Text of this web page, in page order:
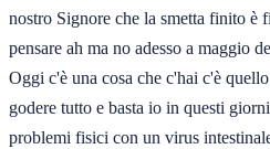
nostro Signore che la smetta finito è
pensare ah ma no adesso a maggio
Oggi c'è una cosa che c'hai c'è
godere tutto e basta io in questi
problemi fisici con un virus